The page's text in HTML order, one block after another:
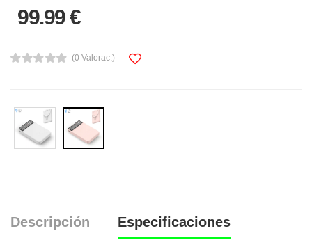
99.99 €
(0 Valorac.)
Descripción Especificaciones